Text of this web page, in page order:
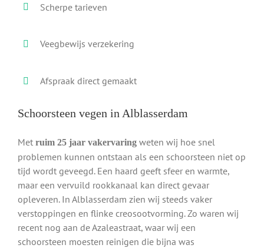
Scherpe tarieven
Veegbewijs verzekering
Afspraak direct gemaakt
Schoorsteen vegen in Alblasserdam
Met ruim 25 jaar vakervaringweten wij hoe snel
problemen kunnen ontstaan als een schoorsteen niet op
tijd wordt geveegd. Een haard geeft sfeer en warmte,
maar een vervuild rookkanaal kan direct gevaar
opleveren. In Alblasserdam zien wij steeds vaker
verstoppingen en flinke creosootvorming. Zo waren wij
recent nog aan de Azaleastraat, waar wij een
schoorsteen moesten reinigen die bijna was